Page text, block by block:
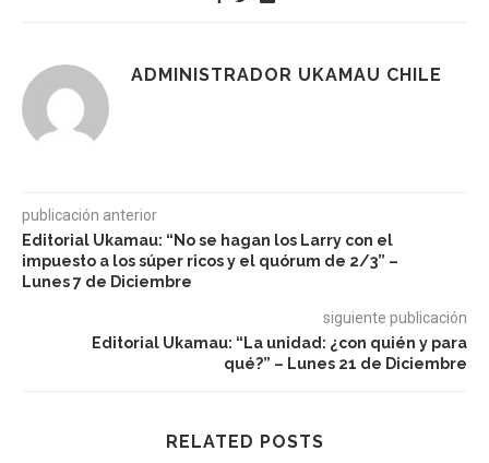
ADMINISTRADOR UKAMAU CHILE
publicación anterior
Editorial Ukamau: “No se hagan los Larry con el
impuesto a los súper ricos y el quórum de 2/3” –
Lunes 7 de Diciembre
siguiente publicación
Editorial Ukamau: “La unidad: ¿con quién y para
qué?” – Lunes 21 de Diciembre
RELATED POSTS